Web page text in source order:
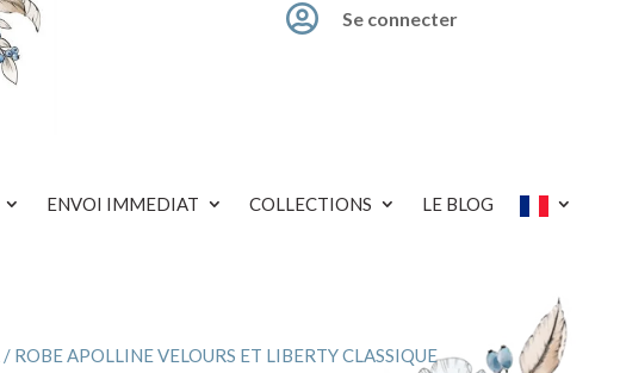
 Se connecter
ENVOI IMMEDIAT COLLECTIONS LE BLOG
/ ROBE APOLLINE VELOURS ET LIBERTY CLASSIQUE